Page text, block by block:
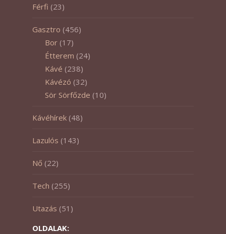
Férfi (23)
Gasztro (456)
Bor (17)
Étterem (24)
Kávé (238)
Kávézó (32)
Sör Sörfőzde (10)
Kávéhírek (48)
Lazulós (143)
Nő (22)
Tech (255)
Utazás (51)
OLDALAK: